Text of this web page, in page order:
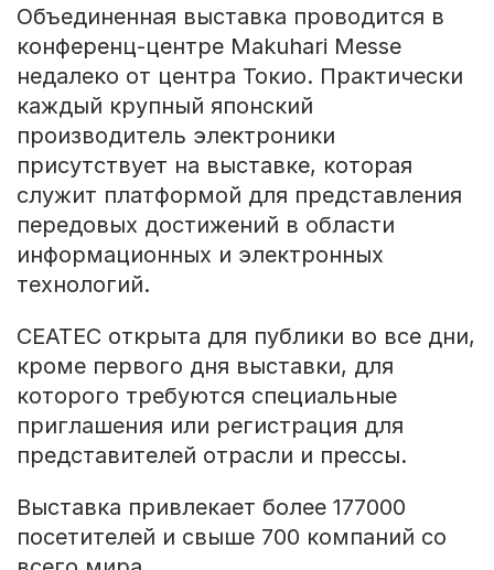
Объединенная выставка проводится в
конференц-центре Makuhari Messe
недалеко от центра Токио. Практически
каждый крупный японский
производитель электроники
присутствует на выставке, которая
служит платформой для представления
передовых достижений в области
информационных и электронных
технологий.
CEATEC открыта для публики во все дни,
кроме первого дня выставки, для
которого требуются специальные
приглашения или регистрация для
представителей отрасли и прессы.
Выставка привлекает более 177000
посетителей и свыше 700 компаний со